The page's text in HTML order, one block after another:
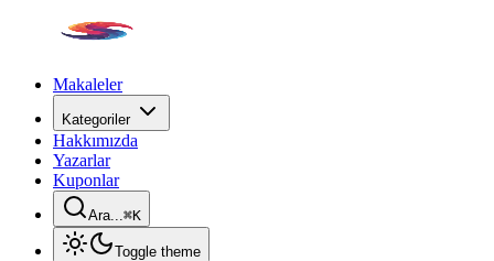
Makaleler
Kategoriler
Hakkımızda
Yazarlar
Kuponlar
Ara...⌘K
Toggle theme